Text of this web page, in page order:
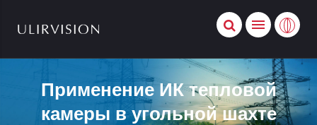
Применение ИК тепловой
камеры в угольной шахте